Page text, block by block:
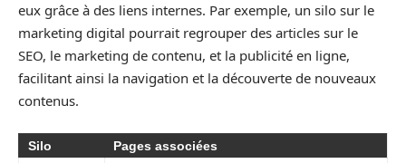
eux grâce à des liens internes. Par exemple, un silo sur le
marketing digital pourrait regrouper des articles sur le
SEO, le marketing de contenu, et la publicité en ligne,
facilitant ainsi la navigation et la découverte de nouveaux
contenus.
Silo Pages associées